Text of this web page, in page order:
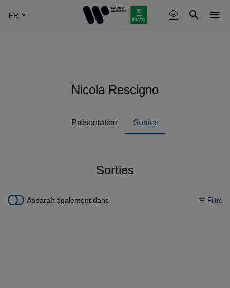
Nicola Rescigno
Présentation Sorties
Sorties
Apparaît également dans Filtre